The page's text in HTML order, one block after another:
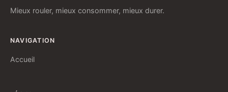
Mieux rouler, mieux consommer, mieux durer.
NAVIGATION
Accueil